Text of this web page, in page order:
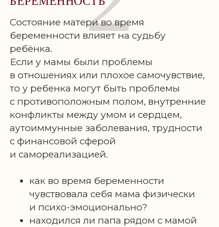
Состояние матери во время
беременности влияет на судьбу
ребёнка.
Если у мамы были проблемы
в отношениях или плохое самочувствие,
то у ребенка могут быть проблемы
с противоположным полом, внутренние
конфликты между умом и сердцем,
аутоиммунные заболевания, трудности
с финансовой сферой
и самореализацией.
как во время беременности
чувствовала себя мама физически
и психо-эмоционально?
находился ли папа рядом с мамой